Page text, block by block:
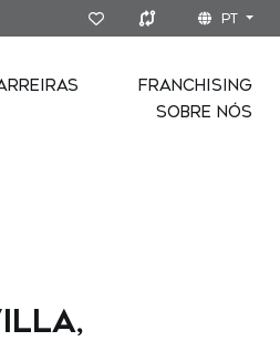
PT
FRANCHISING
SOBRE NÓS